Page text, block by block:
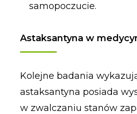
samopoczucie.
Astaksantyna w
Kolejne badania
astaksantyna posiada
w zwalczaniu stanów